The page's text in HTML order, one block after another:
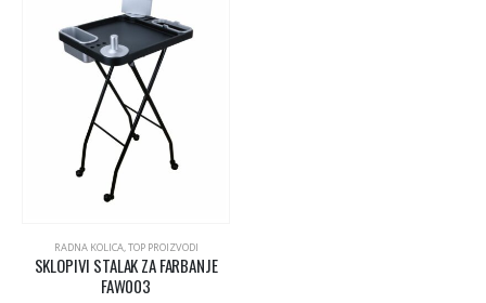
RADNA KOLICA,TOP PROIZVODI
SKLOPIVI STALAK ZA FARBANJE
FAW003